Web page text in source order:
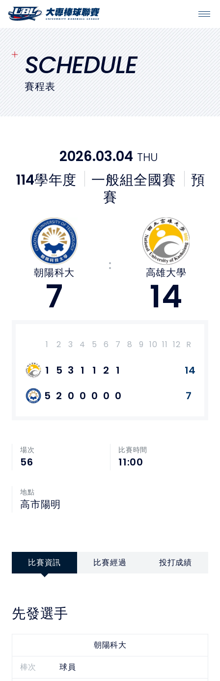
SITEMAP
首頁
球隊戰績
賽程表
比賽場地
媒體文章
下載專區
聯絡我們
隱私權政策
網站使用條款
LINK
SCHEDULE
賽程表
2026.03.04 THU
114學年度 一般組全國賽
預
賽
朝陽科大
7
: 高雄大學
14
1 2 3 4 5 6 7 8 9 10 11 12 R
1 5 3 1 1 2 1 14
5 2 0 0 0 0 0 7
場次
56
比賽時間
11:00
地點
高市陽明
比賽資訊 比賽經過 投打成績
先發選手
朝陽科大
棒次 球員